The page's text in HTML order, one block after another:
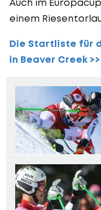
einem
Die Startliste für
in Beaver Creek